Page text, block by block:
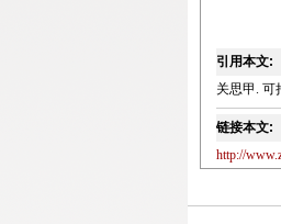
引用本文:
关思甲. 可
链接本文:
http://